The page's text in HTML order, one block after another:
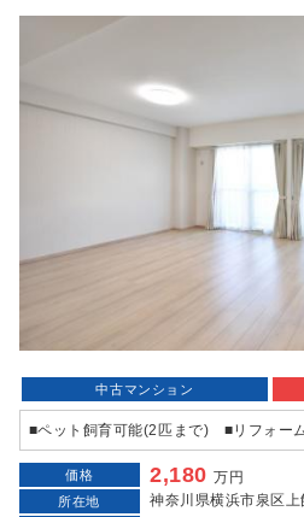
中古マンション
■ペット飼育可能(2匹まで) ■リフォー
価格 2,180万円
所在地 神奈川県横浜市泉区上